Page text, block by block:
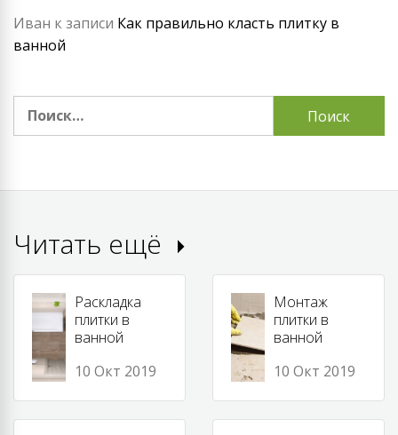
Иван к записи Как правильно класть плитку в
ванной
Найти:
Читать ещё
Раскладка
плитки в
ванной
10 Окт 2019
Монтаж
плитки в
ванной
10 Окт 2019